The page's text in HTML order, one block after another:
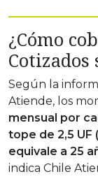
¿Cómo
Cotizados
Según la
Atiende, los
mensual por
tope de 2,5 UF
equivale a 25
indica Chile